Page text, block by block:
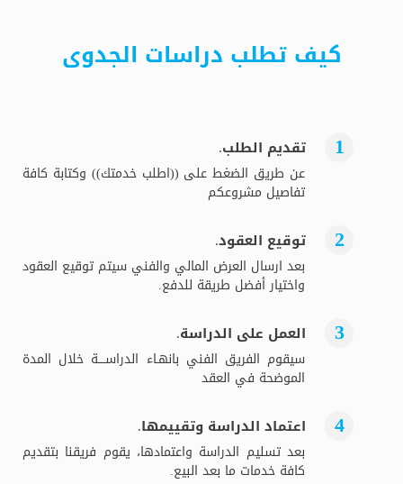
كيف تطلب دراسات الجدوى
تقديم الطلب.
عن طريق الضغط على ((اطلب خدمتك)) وكتابة كافة
تفاصيل مشروعكم
توقيع العقود.
بعد ارسال العرض المالي والفني سيتم توقيع العقود
واختيار أفضل طريقة للدفع.
العمل على الدراسة.
سيقوم الفريق الفني بانهـاء الدراســــة خلال المدة
الموضحة في العقد
اعتماد الدراسة وتقييمها.
بعد تسليم الدراسة واعتمادها، يقوم فريقنا بتقديم
كافة خدمات ما بعد البيع.